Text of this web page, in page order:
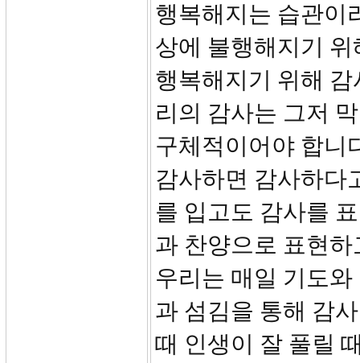
행복해지는 습관이
상에 불행해지기
행복해지기 위해
리의 감사는 그저
구체적이어야 합니
감사하면 감사하다
를 입고도 감사를
과 찬양으로 표현
우리는 매일 기도
과 섬김을 통해 감
때 인생이 잘 풀릴